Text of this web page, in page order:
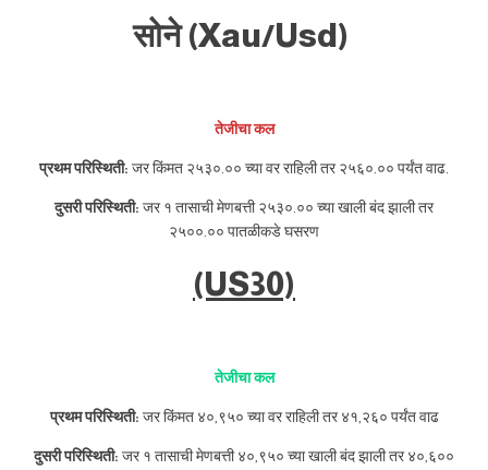
सोने (Xau/Usd)
तेजीचा कल
प्रथम परिस्थिती: जर किंमत २५३०.०० च्या वर राहिली तर २५६०.०० पर्यंत वाढ.
दुसरी परिस्थिती: जर १ तासाची मेणबत्ती २५३०.०० च्या खाली बंद झाली तर
२५००.०० पातळीकडे घसरण
(US30)
तेजीचा कल
प्रथम परिस्थिती: जर किंमत ४०,९५० च्या वर राहिली तर ४१,२६० पर्यंत वाढ
दुसरी परिस्थिती: जर १ तासाची मेणबत्ती ४०,९५० च्या खाली बंद झाली तर ४०,६००